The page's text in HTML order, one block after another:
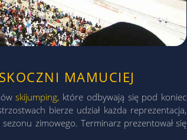
MAMUCIEJ
skijumping, które odbywają się pod koniec
bierze udział każda reprezentacja,
zimowego. Terminarz prezentował się